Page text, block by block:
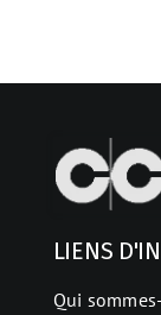
LIENS
Qui